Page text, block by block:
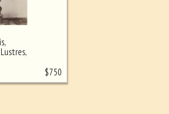
$750